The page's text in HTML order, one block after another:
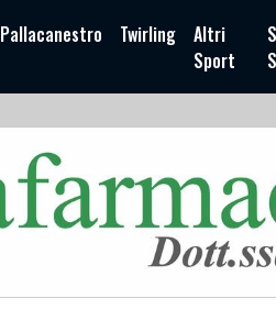
Pallacanestro Twirling
Altri
Sport